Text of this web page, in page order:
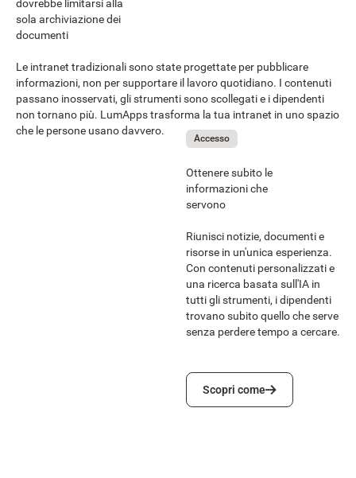
dovrebbe limitarsi alla
sola archiviazione dei
documenti
Le intranet tradizionali sono state progettate per pubblicare
informazioni, non per supportare il lavoro quotidiano. I contenuti
passano inosservati, gli strumenti sono scollegati e i dipendenti
non tornano più. LumApps trasforma la tua intranet in uno spazio
che le persone usano davvero.
Accesso
Ottenere subito le
informazioni che
servono
Riunisci notizie, documenti e
risorse in un'unica esperienza.
Con contenuti personalizzati e
una ricerca basata sull'IA in
tutti gli strumenti, i dipendenti
trovano subito quello che serve
senza perdere tempo a cercare.
Scopri come
Scopri come